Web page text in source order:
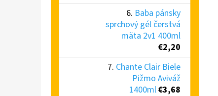
Baba pánsky
sprchový gél čerstvá
mäta 2v1 400ml
€2,20
Chante Clair Biele
Pižmo Aviváž
1400ml€3,68